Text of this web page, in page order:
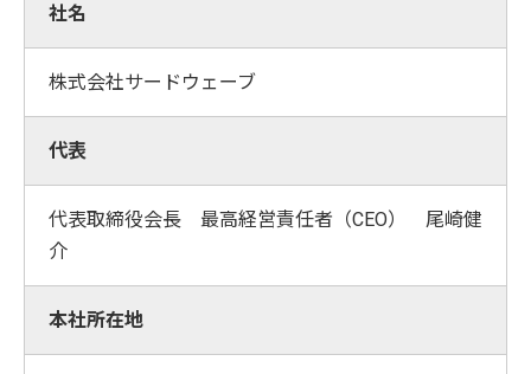
社名
株式会社サードウェーブ
代表
代表取締役会長 最高経営責任者（CEO） 尾崎健
介
本社所在地